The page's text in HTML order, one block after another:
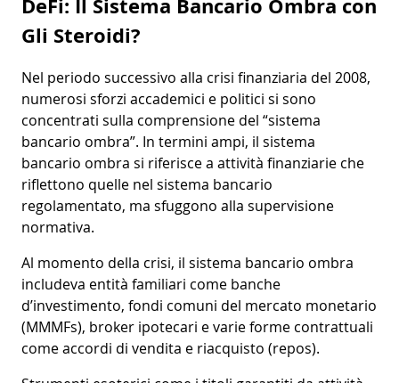
DeFi: Il Sistema Bancario Ombra con
Gli Steroidi?
Nel periodo successivo alla crisi finanziaria del 2008,
numerosi sforzi accademici e politici si sono
concentrati sulla comprensione del “sistema
bancario ombra”. In termini ampi, il sistema
bancario ombra si riferisce a attività finanziarie che
riflettono quelle nel sistema bancario
regolamentato, ma sfuggono alla supervisione
normativa.
Al momento della crisi, il sistema bancario ombra
includeva entità familiari come banche
d’investimento, fondi comuni del mercato monetario
(MMMFs), broker ipotecari e varie forme contrattuali
come accordi di vendita e riacquisto (repos).